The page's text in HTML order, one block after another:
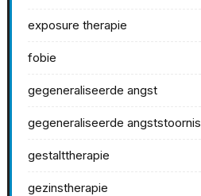
exposure therapie
fobie
gegeneraliseerde angst
gegeneraliseerde angststoornis
gestalttherapie
gezinstherapie